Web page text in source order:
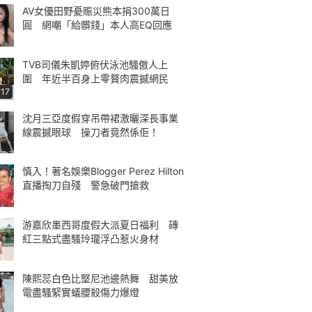
AV女優田野憂賑災熊本捐300萬日
圓 網嘲「給髒錢」本人高EQ回應
TVB司儀朱凱婷俯伏泳池騷傲人上
圍 年近半百身上零贅肉震撼網民
沈月三亞度假穿吊帶裙激曬深長事業
線震撼眼球 操刀者竟然係佢！
慎入！著名娛樂Blogger Perez Hilton
直播掏刀自殘 警急破門搶救
游嘉欣墨西哥度假大派夏日福利 磚
紅三點式盡騷玲瓏浮凸惹火身材
陳熙蕊白色比堅尼池邊熱舞 甜美放
電盡騷緊實蟻腰殺傷力爆燈